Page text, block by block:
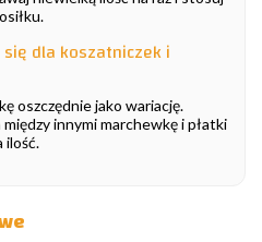
dla koszatniczek i
oszczędnie jako wariację.
innymi marchewkę i płatki
ilość.